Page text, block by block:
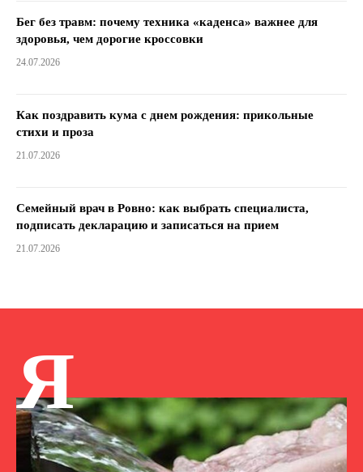
Бег без травм: почему техника «каденса» важнее для
здоровья, чем дорогие кроссовки
24.07.2026
Как поздравить кума с днем ​​рождения: прикольные
стихи и проза
21.07.2026
Семейный врач в Ровно: как выбрать специалиста,
подписать декларацию и записаться на прием
21.07.2026
Я